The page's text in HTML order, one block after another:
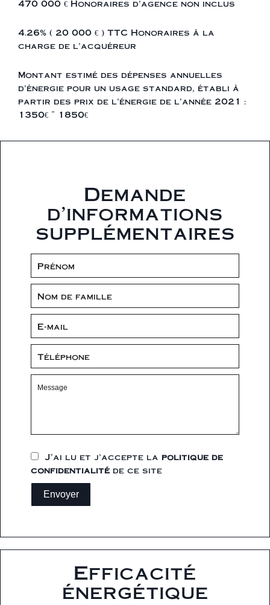
470 000 € Honoraires d'agence non inclus
4.26% ( 20 000 € ) TTC Honoraires à la
charge de l'acquéreur
Montant estimé des dépenses annuelles
d'énergie pour un usage standard, établi à
partir des prix de l'énergie de l'année 2021 :
1350€ ~ 1850€
Demande
d'informations
supplémentaires
J’ai lu et j'accepte la politique de
confidentialité de ce site
Envoyer
Efficacité
énergétique